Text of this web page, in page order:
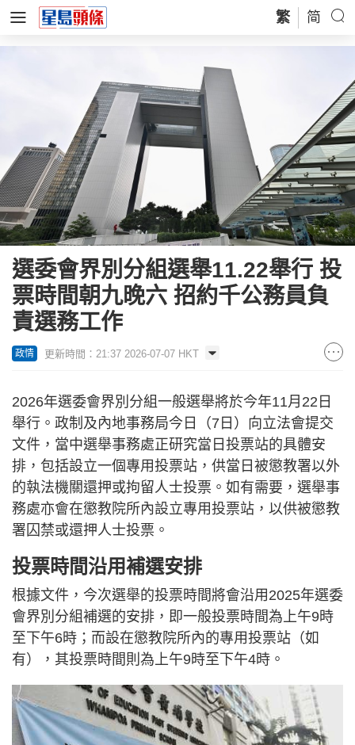
繁 简
選委會界別分組選舉11.22舉行 投
票時間朝九晚六 招約千公務員負
責選務工作
政情 更新時間：21:37 2026-07-07 HKT
2026年選委會界別分組一般選舉將於今年11月22日
舉行。政制及內地事務局今日（7日）向立法會提交
文件，當中選舉事務處正研究當日投票站的具體安
排，包括設立一個專用投票站，供當日被懲教署以外
的執法機關還押或拘留人士投票。如有需要，選舉事
務處亦會在懲教院所內設立專用投票站，以供被懲教
署囚禁或還押人士投票。
投票時間沿用補選安排
根據文件，今次選舉的投票時間將會沿用2025年選委
會界別分組補選的安排，即一般投票時間為上午9時
至下午6時；而設在懲教院所內的專用投票站（如
有），其投票時間則為上午9時至下午4時。